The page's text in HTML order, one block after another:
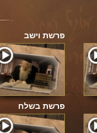
פרשת וישב
פרשת בשלח